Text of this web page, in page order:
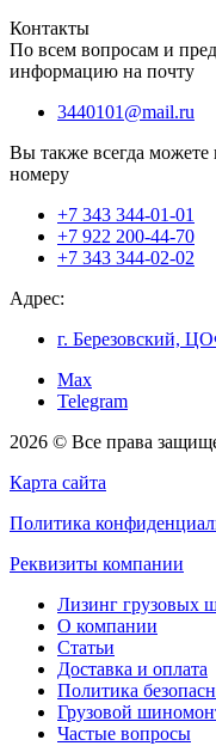
Контакты
По всем вопросам и
информацию на почту
3440101@mail.ru
Вы также всегда можете
номеру
+7 343 344-01-01
+7 922 200-44-70
+7 343 344-02-02
Адрес:
г. Березовский,
Max
Telegram
2026 © Все права
Карта сайта
Политика
Реквизиты компании
Лизинг грузовых
О компании
Статьи
Доставка и оплата
Политика
Грузовой
Частые вопросы